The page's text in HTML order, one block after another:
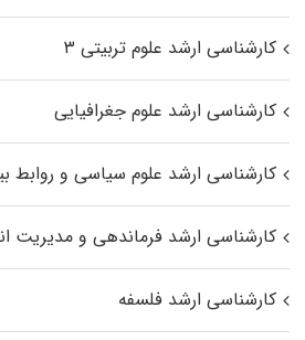
کارشناسی ارشد علوم تربیتی ۳
کارشناسی ارشد علوم جغرافیایی
کارشناسی ارشد علوم سیاسی و روابط
کارشناسی ارشد فرماندهی و مدیریت
کارشناسی ارشد فلسفه